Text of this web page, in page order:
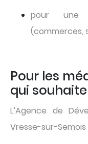
pour une
(commerces,
Pour les
qui
L’Agence de
Vresse-sur-